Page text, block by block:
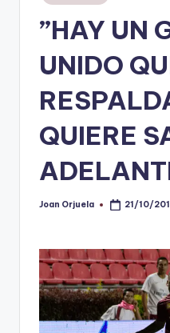
V
ti
o
en
”HAY UN
UNIDO
QUIERE
Publicado
Joan Orjuela 21/10/